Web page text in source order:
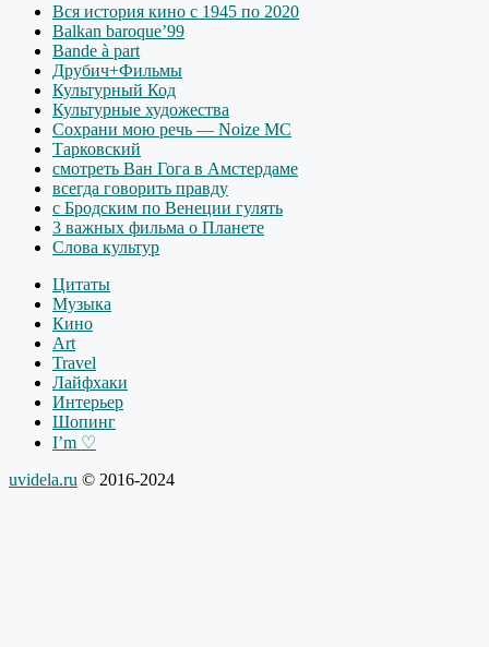
Вся история кино с 1945 по 2020
Balkan baroque’99
Bande à part
Друбич+Фильмы
Культурный Код
Культурные художества
Сохрани мою речь — Noize MC
Тарковский
смотреть Ван Гога в Амстердаме
всегда говорить правду
с Бродским по Венеции гулять
3 важных фильма о Планете
Слова культур
Цитаты
Музыка
Кино
Art
Travel
Лайфхаки
Интерьер
Шопинг
I’m ♡
uvidela.ru © 2016-2024